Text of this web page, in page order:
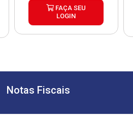
FAÇA SEU
LOGIN
Notas Fiscais